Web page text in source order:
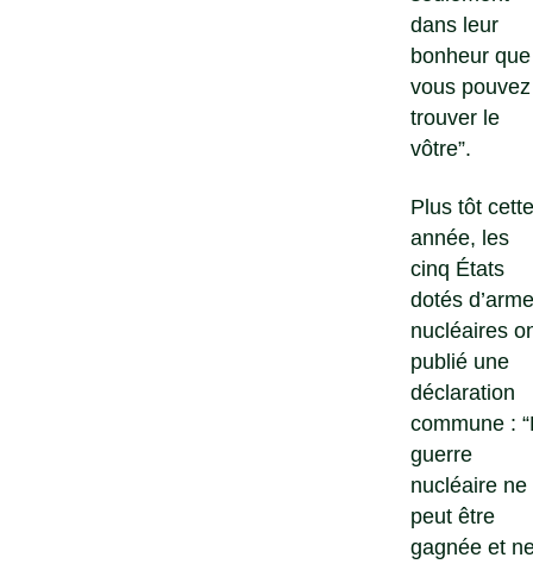
dans leur
bonheur que
vous pouvez
trouver le
vôtre”.
Plus tôt cette
année, les
cinq États
dotés
nucléaires
publié une
déclaration
commune :
guerre
nucléaire ne
peut être
gagnée et